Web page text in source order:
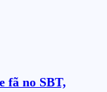
fã no SBT,